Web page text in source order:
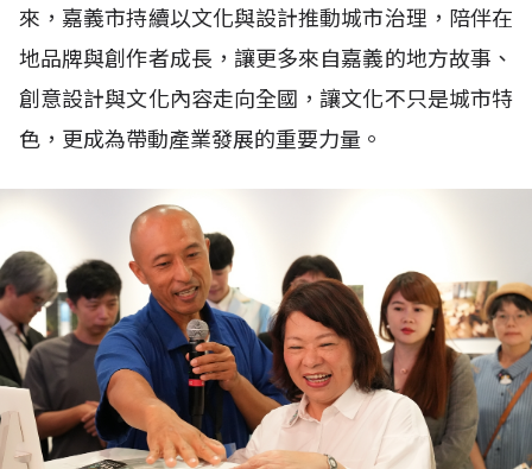
來，嘉義市持續以文化與設計推動城市治理，陪伴在
地品牌與創作者成長，讓更多來自嘉義的地方故事、
創意設計與文化內容走向全國，讓文化不只是城市特
色，更成為帶動產業發展的重要力量。